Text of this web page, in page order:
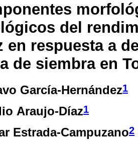
del
en respuesta a
de siembra en
García-Hernández1
Araujo-Díaz1
Estrada-Campuzano2